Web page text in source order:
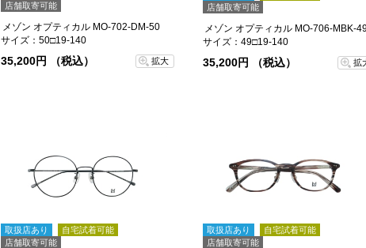
店舗取寄可能
メゾン オプティカル MO-702-DM-50
サイズ：50□19-140
35,200円 （税込） 拡大
店舗取寄可能
メゾン オプティカル MO-706-MBK-
サイズ：49□19-140
35,200円 （税込） 拡
取扱店あり
自宅試着可能
店舗取寄可能
取扱店あり
自宅試着可能
店舗取寄可能